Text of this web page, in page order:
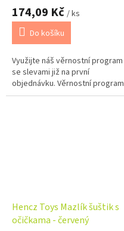
174,09 Kč / ks
Do košíku
Využijte náš věrnostní program
se slevami již na první
objednávku. Věrnostní program
Hencz Toys Mazlík šuštik s
očičkama - červený